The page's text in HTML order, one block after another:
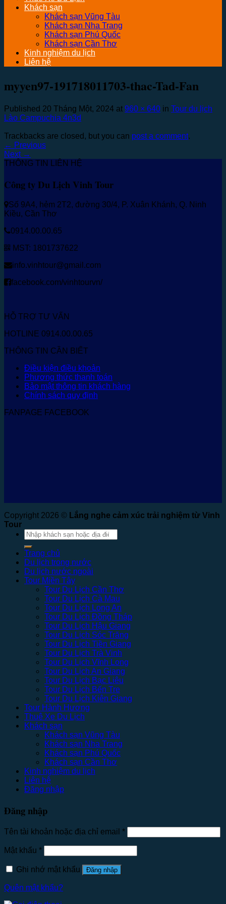
Khách sạn
Khách sạn Vũng Tàu
Khách sạn Nha Trang
Khách sạn Phú Quốc
Khách sạn Cần Thơ
Kinh nghiệm du lịch
Liên hệ
myyen97-191718011703-thac-Tad-Fan
Published 20 Tháng Một, 2024 at 960 × 640 in Tour du lịch
Lào Campuchia 4n3d
Trackbacks are closed, but you can post a comment.
← Previous
Next →
THÔNG TIN LIÊN HỆ
Công ty Du Lịch Vinh Tour
Số 9A4, hẻm 2T2, đường 30/4, P. Xuân Khánh, Q. Ninh
Kiều, Cần Thơ
0914.00.00.65
MST: 1801737622
info.vinhtour@gmail.com
facebook.com/vinhtourvn/
HỖ TRỢ TƯ VẤN
HOTLINE 0914.00.00.65
THÔNG TIN CẦN BIẾT
Điều kiện điều khoản
Phương thức thanh toán
Bảo mật thông tin khách hàng
Chính sách quy định
FANPAGE FACEBOOK
Copyright 2026 © Lắng nghe cảm xúc trải nghiệm từ Vinh
Tour
Tìm
kiếm:
Trang chủ
Du lịch trong nước
Du lịch nước ngoài
Tour Miền Tây
Tour Du Lịch Cần Thơ
Tour Du Lịch Cà Mau
Tour Du Lịch Long An
Tour Du Lịch Đồng Tháp
Tour Du Lịch Hậu Giang
Tour Du Lịch Sóc Trăng
Tour Du Lịch Tiền Giang
Tour Du Lịch Trà Vinh
Tour Du Lịch Vĩnh Long
Tour Du Lịch An Giang
Tour Du Lịch Bạc Liêu
Tour Du Lịch Bến Tre
Tour Du Lịch Kiên Giang
Tour Hành Hương
Thuê Xe Du Lịch
Khách sạn
Khách sạn Vũng Tàu
Khách sạn Nha Trang
Khách sạn Phú Quốc
Khách sạn Cần Thơ
Kinh nghiệm du lịch
Liên hệ
Đăng nhập
Đăng nhập
Tên tài khoản hoặc địa chỉ email *
Mật khẩu *
Ghi nhớ mật khẩu Đăng nhập
Quên mật khẩu?